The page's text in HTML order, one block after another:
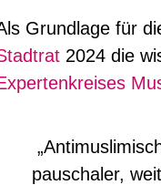
Grundlage für
2024 die
pauschaler,